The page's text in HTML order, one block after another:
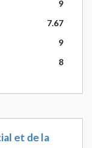
9
7.67
9
8
et de la